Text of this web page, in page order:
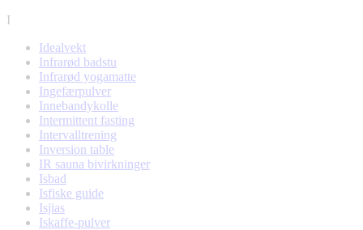
I
Idealvekt
Infrarød badstu
Infrarød yogamatte
Ingefærpulver
Innebandykolle
Intermittent fasting
Intervalltrening
Inversion table
IR sauna bivirkninger
Isbad
Isfiske guide
Isjias
Iskaffe-pulver